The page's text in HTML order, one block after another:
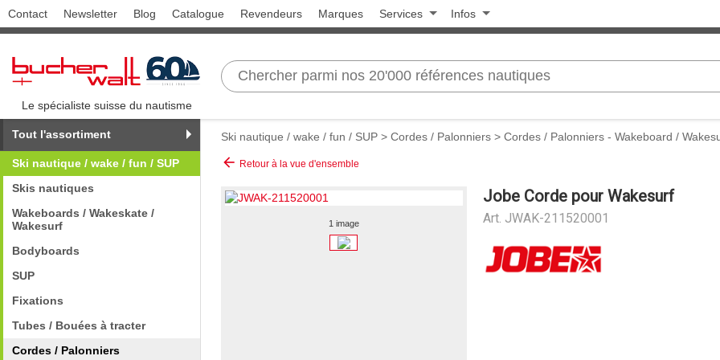
Contact Newsletter Blog Catalogue Revendeurs Marques Services Infos
Le spécialiste suisse du nautisme
Tout l'assortiment
Ski nautique / wake / fun / SUP
Skis nautiques
Wakeboards / Wakeskate /
Wakesurf
Bodyboards
SUP
Fixations
Tubes / Bouées à tracter
Cordes / Palonniers
Ski nautique / wake / fun / SUP > Cordes / Palonniers > Cordes / Palonniers - Wakeboard /
arrow_back Retour à la vue d'ensemble
1 image
Jobe Corde pour Wakesurf
Art. JWAK-211520001